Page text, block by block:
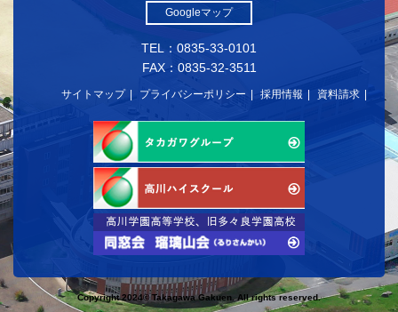
Googleマップ
TEL：0835-33-0101
FAX：0835-32-3511
サイトマップ プライバシーポリシー 採用情報 資料請求
Copyright 2024© Takagawa Gakuen. All rights reserved.